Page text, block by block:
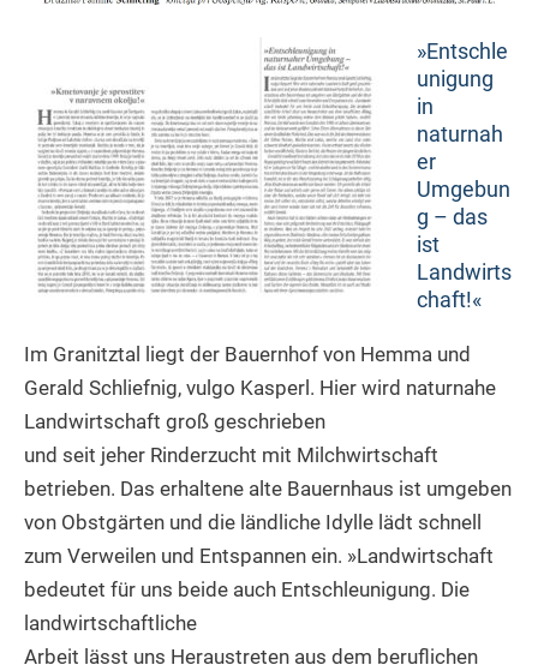
»Entschle
unigung
in
naturnah
er
Umgebun
g – das
ist
Landwirts
chaft!«
Im Granitztal liegt der Bauernhof von Hemma und
Gerald Schliefnig, vulgo Kasperl. Hier wird naturnahe
Landwirtschaft groß geschrieben
und seit jeher Rinderzucht mit Milchwirtschaft
betrieben. Das erhaltene alte Bauernhaus ist umgeben
von Obstgärten und die ländliche Idylle lädt schnell
zum Verweilen und Entspannen ein. »Landwirtschaft
bedeutet für uns beide auch Entschleunigung. Die
landwirtschaftliche
Arbeit lässt uns Heraustreten aus dem beruflichen